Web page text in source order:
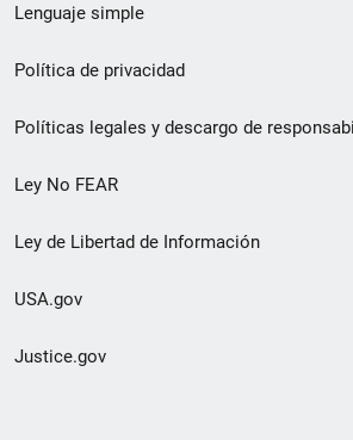
de
pie
de
página
Lenguaje simple
Política de privacidad
Políticas legales y descargo de
Ley No FEAR
Ley de Libertad de Información
USA.gov
Justice.gov